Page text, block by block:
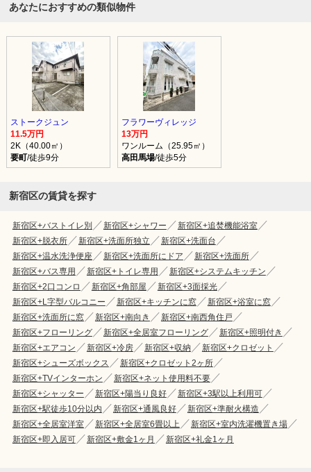
あなたにおすすめの類似物件
ストークジュン
11.5万円
2K（40.00㎡）
要町/徒歩9分
フラワーヴィレッジ
13万円
ワンルーム（25.95㎡）
高田馬場/徒歩5分
新宿区の賃貸を探す
新宿区+バストイレ別 新宿区+シャワー
新宿区+追焚機能浴室
新宿区+脱衣所
新宿区+洗面所独立
新宿区+洗面台
新宿区+温水洗浄便座
新宿区+洗面所にドア
新宿区+洗面所
新宿区+バス専用
新宿区+トイレ専用
新宿区+システムキッチン
新宿区+2口コンロ
新宿区+角部屋
新宿区+3面採光
新宿区+L字型バルコニー
新宿区+キッチンに窓
新宿区+浴室に窓
新宿区+洗面所に窓
新宿区+南向き
新宿区+南西角住戸
新宿区+フローリング
新宿区+全居室フローリング
新宿区+照明付き
新宿区+エアコン
新宿区+冷房 新宿区+収納
新宿区+クロゼット
新宿区+シューズボックス
新宿区+クロゼット2ヶ所
新宿区+TVインターホン
新宿区+ネット使用料不要
新宿区+シャッター
新宿区+陽当り良好
新宿区+3駅以上利用可
新宿区+駅徒歩10分以内
新宿区+通風良好
新宿区+準耐火構造
新宿区+全居室洋室
新宿区+全居室6畳以上
新宿区+室内洗濯機置き場
新宿区+即入居可
新宿区+敷金1ヶ月 新宿区+礼金1ヶ月